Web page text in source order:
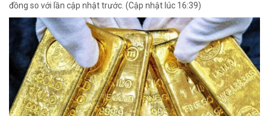
đồng so với lần cập nhật trước. (Cập nhật lúc 16:39)